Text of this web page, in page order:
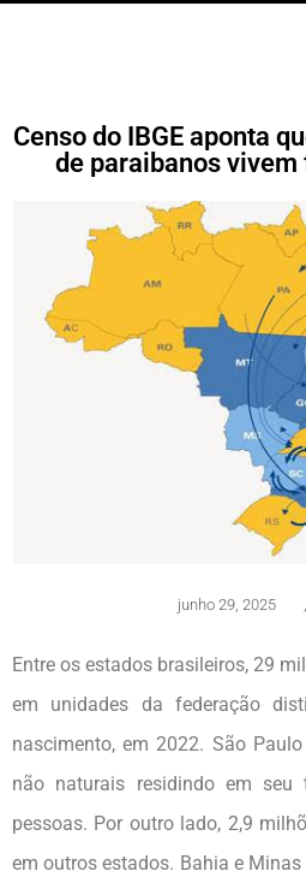
Censo do IBGE aponta
de paraibanos vivem
junho 29, 2025 ,
Entre os estados brasileiros, 29
em unidades da federação
nascimento, em 2022. São
não naturais residindo em seu
pessoas. Por outro lado, 2,9
em outros estados. Bahia e